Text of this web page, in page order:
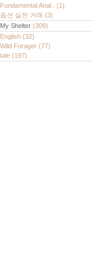
Fundamental Anal.. (1)
옵션 실전 거래 (3)
My Shelter (309)
English (32)
Wild Forager (77)
tale (197)